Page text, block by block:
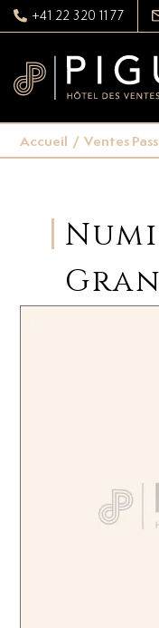
+41 22 320 11 77
Accueil / Ventes